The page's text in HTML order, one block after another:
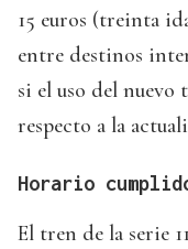
15 euros (treinta
entre destinos
si el uso del nuevo
respecto a la
Horario
El tren de la serie